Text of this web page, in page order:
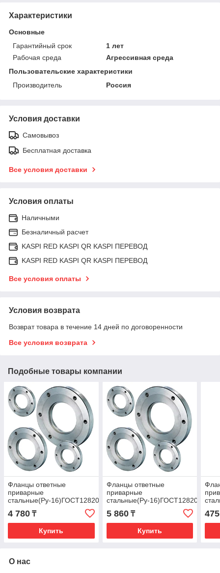
Характеристики
Основные
Гарантийный срок
1 лет
Рабочая среда
Агрессивная среда
Пользовательские характеристики
Производитель
Россия
Условия доставки
Самовывоз
Бесплатная доставка
Все условия доставки
Условия оплаты
Наличными
Безналичный расчет
KASPI RED KASPI QR KASPI ПЕРЕВОД
KASPI RED KASPI QR KASPI ПЕРЕВОД
Все условия оплаты
Условия возврата
Возврат товара в течение 14 дней по договоренности
Все условия возврата
Подобные товары компании
Фланцы ответные
приварные
стальные(Ру-16)ГОСТ12820-
80 Ду125
4 780 ₸
Купить
Фланцы ответные
приварные
стальные(Ру-16)ГОСТ12820-
80 Ду150
5 860₸
Купить
475
О нас